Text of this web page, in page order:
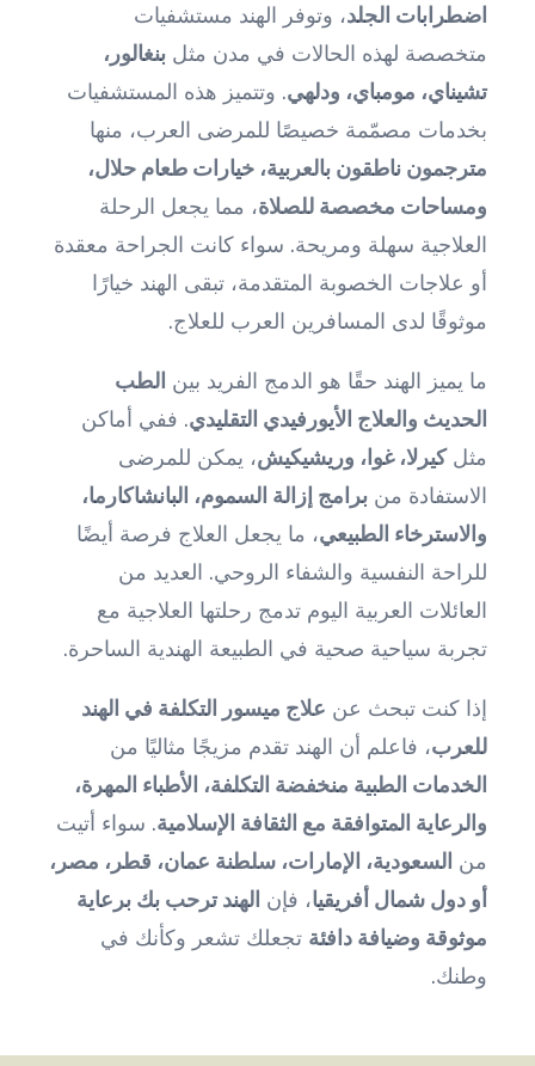
اضطرابات الجلد، وتوفر الهند مستشفيات
متخصصة لهذه الحالات في مدن مثل بنغالور،
تشيناي، مومباي، ودلهي. وتتميز هذه المستشفيات
بخدمات مصمّمة خصيصًا للمرضى العرب، منها
مترجمون ناطقون بالعربية، خيارات طعام حلال،
ومساحات مخصصة للصلاة، مما يجعل الرحلة
العلاجية سهلة ومريحة. سواء كانت الجراحة معقدة
أو علاجات الخصوبة المتقدمة، تبقى الهند خيارًا
موثوقًا لدى المسافرين العرب للعلاج.
ما يميز الهند حقًا هو الدمج الفريد بين الطب
الحديث والعلاج الأيورفيدي التقليدي. ففي أماكن
مثلكيرلا، غوا، وريشيكيش، يمكن للمرضى
الاستفادة من برامج إزالة السموم، البانشاكارما،
والاسترخاء الطبيعي، ما يجعل العلاج فرصة أيضًا
للراحة النفسية والشفاء الروحي. العديد من
العائلات العربية اليوم تدمج رحلتها العلاجية مع
تجربة سياحية صحية في الطبيعة الهندية الساحرة.
إذا كنت تبحث عن علاج ميسور التكلفة في الهند
للعرب، فاعلم أن الهند تقدم مزيجًا مثاليًا من
الخدمات الطبية منخفضة التكلفة، الأطباء المهرة،
والرعاية المتوافقة مع الثقافة الإسلامية. سواء أتيت
من السعودية، الإمارات، سلطنة عمان، قطر، مصر،
أو دول شمال أفريقيا، فإن الهند ترحب بك برعاية
موثوقة وضيافة دافئة تجعلك تشعر وكأنك في
وطنك.